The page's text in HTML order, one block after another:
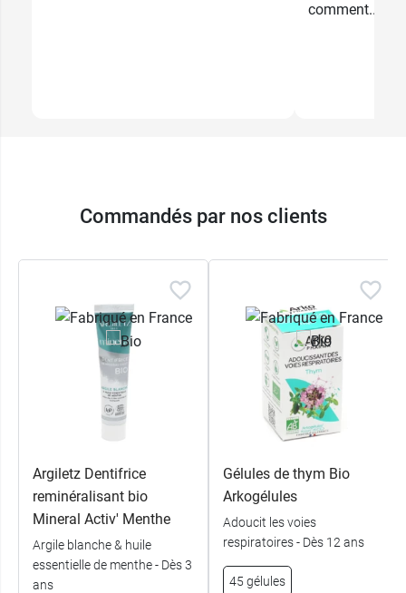
comment...
Commandés par nos clients
Argiletz Dentifrice
reminéralisant bio
Mineral Activ' Menthe
Argile blanche & huile
essentielle de menthe - Dès 3
ans
Gélules de thym Bio
Arkogélules
Adoucit les voies
respiratoires - Dès 12 ans
45 gélules